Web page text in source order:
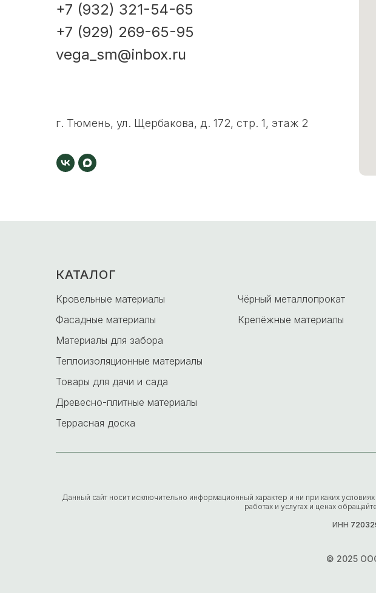
+7 (932) 321-54-65
+7 (929) 269-65-95
vega_sm@inbox.ru
г. Тюмень, ул. Щербакова, д. 172, стр. 1, этаж 2
КАТАЛОГ
Кровельные материалы
Фасадные материалы
Материалы для забора
Теплоизоляционные материалы
Товары для дачи и сада
Древесно-плитные материалы
Террасная доска
Чёрный металлопрокат
Крепёжные материалы
Данный сайт носит исключительно информационный характер и ни при каких
работах и услугах и ценах
ИНН
© 2025